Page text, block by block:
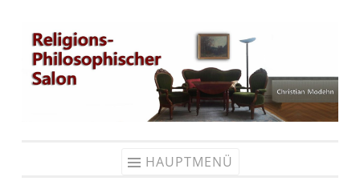
Zum
Inhalt
springen
HAUPTMENÜ